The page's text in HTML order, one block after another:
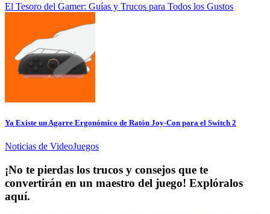
El Tesoro del Gamer: Guías y Trucos para Todos los Gustos
Ya Existe un Agarre Ergonómico de Ratón Joy-Con para el Switch 2
Noticias de VideoJuegos
¡No te pierdas los trucos y consejos que te
convertirán en un maestro del juego! Explóralos
aquí.